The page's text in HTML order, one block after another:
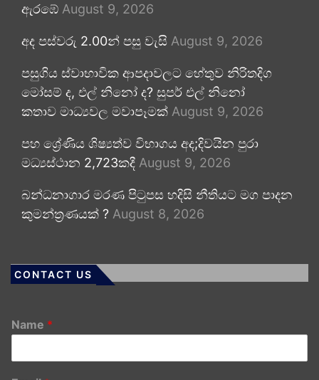
ඇරඹේ August 9, 2026
අද පස්වරු 2.00න් පසු වැසි August 9, 2026
පසුගිය ස්වාභාවික ආපදාවලට හේතුව නිරිතදිග
මෝසම් ද, එල් නිනෝ ද? සුපර් එල් නිනෝ
කතාව මාධ්‍යවල මවාපෑමක් August 9, 2026
පහ ශ්‍රේණිය ශිෂ්‍යත්ව විභාගය අද;දිවයින පුරා
මධ්‍යස්ථාන 2,723කදී August 9, 2026
බන්ධනාගාර මරණ පිටුපස හදිසි නීතියට මග පාදන
කුමන්ත්‍රණයක් ? August 8, 2026
CONTACT US
Name *